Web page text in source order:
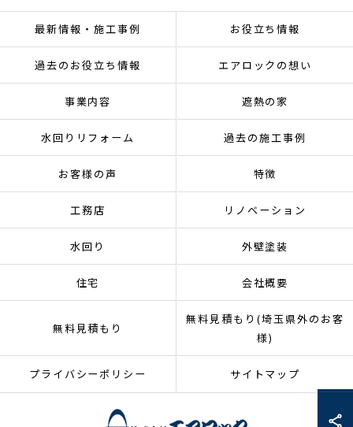
最新情報・施工事例 お役立ち情報
過去のお役立ち情報 エアロックの想い
事業内容 遮熱の家
水回りリフォーム 過去の施工事例
お客様の声 特徴
工務店 リノベーション
水回り 外壁塗装
住宅 会社概要
無料見積もり
無料見積もり(埼玉県外のお客
様)
プライバシーポリシー サイトマップ